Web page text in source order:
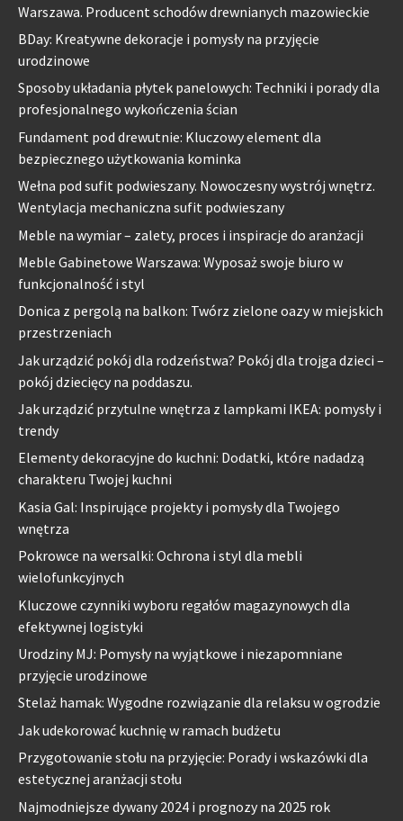
Warszawa. Producent schodów drewnianych mazowieckie
BDay: Kreatywne dekoracje i pomysły na przyjęcie
urodzinowe
Sposoby układania płytek panelowych: Techniki i porady dla
profesjonalnego wykończenia ścian
Fundament pod drewutnie: Kluczowy element dla
bezpiecznego użytkowania kominka
Wełna pod sufit podwieszany. Nowoczesny wystrój wnętrz.
Wentylacja mechaniczna sufit podwieszany
Meble na wymiar – zalety, proces i inspiracje do aranżacji
Meble Gabinetowe Warszawa: Wyposaż swoje biuro w
funkcjonalność i styl
Donica z pergolą na balkon: Twórz zielone oazy w miejskich
przestrzeniach
Jak urządzić pokój dla rodzeństwa? Pokój dla trojga dzieci –
pokój dziecięcy na poddaszu.
Jak urządzić przytulne wnętrza z lampkami IKEA: pomysły i
trendy
Elementy dekoracyjne do kuchni: Dodatki, które nadadzą
charakteru Twojej kuchni
Kasia Gal: Inspirujące projekty i pomysły dla Twojego
wnętrza
Pokrowce na wersalki: Ochrona i styl dla mebli
wielofunkcyjnych
Kluczowe czynniki wyboru regałów magazynowych dla
efektywnej logistyki
Urodziny MJ: Pomysły na wyjątkowe i niezapomniane
przyjęcie urodzinowe
Stelaż hamak: Wygodne rozwiązanie dla relaksu w ogrodzie
Jak udekorować kuchnię w ramach budżetu
Przygotowanie stołu na przyjęcie: Porady i wskazówki dla
estetycznej aranżacji stołu
Najmodniejsze dywany 2024 i prognozy na 2025 rok